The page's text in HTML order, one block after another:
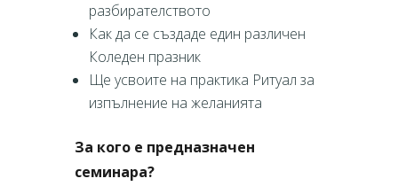
разбирателството
Как да се създаде един различен
Коледен празник
Ще усвоите на практика Ритуал за
изпълнение на желанията
За кого е предназначен
семинара?